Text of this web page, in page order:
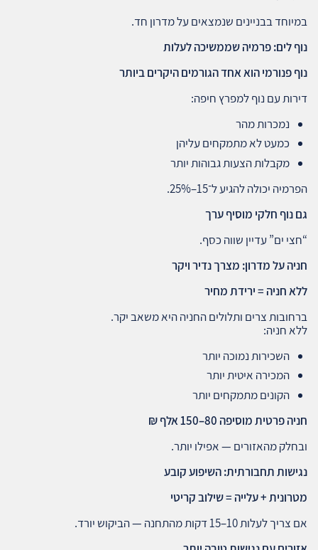
במיוחד בבניינים שנמצאים על מדרון חד.
נוף לים: פרמיה שממשיכה לעלות
נוף פנורמי הוא אחד הגורמים היקרים ביותר
דירות עם נוף למפרץ חיפה:
נמכרות מהר
כמעט לא מתמקחים עליהן
מקבלות הצעות גבוהות יותר
הפרמיה יכולה להגיע ל־15–25%.
גם נוף חלקי מוסיף ערך
“חצי ים” עדיין שווה כסף.
חניה על מדרון: מצרך נדיר ויקר
ללא חניה = ירידת מחיר
ברחובות צרים ותלולים החניה היא משאב יקר.
ללא חניה:
השכירות נמוכה יותר
המכירה איטית יותר
הקונים מתמקחים יותר
חניה פרטית מוסיפה 80–150 אלף ₪
ובחלק מהאזורים — אפילו יותר.
נגישות תחבורתית: השיפוע קובע
מטרונית + עלייה = שילוב קריטי
אם צריך לעלות 10–15 דקות מהתחנה — הביקוש יורד.